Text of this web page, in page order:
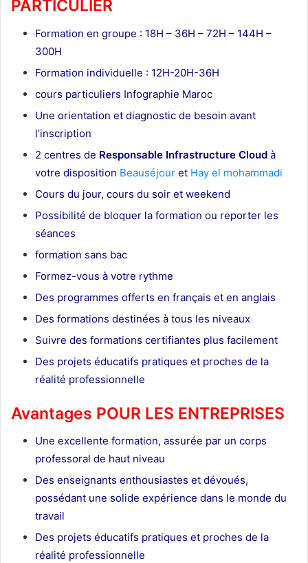
PARTICULIER
Formation en groupe : 18H – 36H – 72H – 144H –
300H
Formation individuelle : 12H-20H-36H
cours particuliers Infographie Maroc
Une orientation et diagnostic de besoin avant
l’inscription
2 centres de Responsable Infrastructure Cloud à
votre disposition Beauséjour et Hay el mohammadi
Cours du jour, cours du soir et weekend
Possibilité de bloquer la formation ou reporter les
séances
formation sans bac
Formez-vous à votre rythme
Des programmes offerts en français et en anglais
Des formations destinées à tous les niveaux
Suivre des formations certifiantes plus facilement
Des projets éducatifs pratiques et proches de la
réalité professionnelle
Avantages POUR LES ENTREPRISES
Une excellente formation, assurée par un corps
professoral de haut niveau
Des enseignants enthousiastes et dévoués,
possédant une solide expérience dans le monde du
travail
Des projets éducatifs pratiques et proches de la
réalité professionnelle